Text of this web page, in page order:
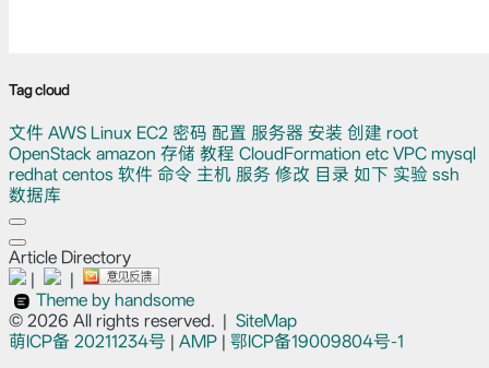
Tag cloud
文件 AWS Linux EC2 密码 配置 服务器 安装 创建 root
OpenStack amazon 存储 教程 CloudFormation etc VPC mysql
redhat centos 软件 命令 主机 服务 修改 目录 如下 实验 ssh
数据库
Article Directory
|
|
Theme by handsome
© 2026 All rights reserved. | SiteMap
萌ICP备 20211234号 | AMP | 鄂ICP备19009804号-1